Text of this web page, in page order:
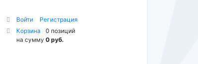
Войти
Регистрация
Корзина
0 позиций
на сумму 0 руб.